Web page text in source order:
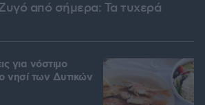
από σήμερα: Τα τυχερά
για νόστιμο
νησί των Δυτικών